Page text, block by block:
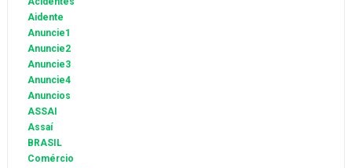
Aidente
Anuncie1
Anuncie2
Anuncie3
Anuncie4
Anuncios
ASSAI
Assaí
BRASIL
Comércio